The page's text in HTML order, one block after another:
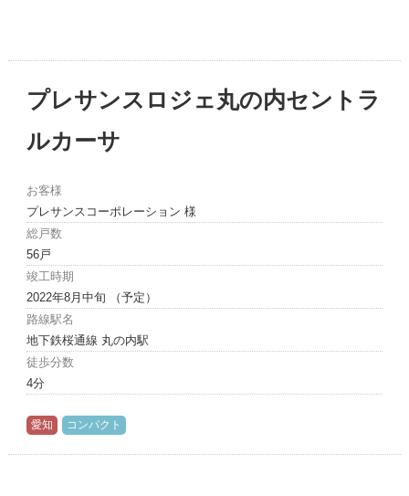
プレサンスロジェ丸の内セントラ
ルカーサ
お客様
プレサンスコーポレーション 様
総戸数
56戸
竣工時期
2022年8月中旬 （予定）
路線駅名
地下鉄桜通線 丸の内駅
徒歩分数
4分
愛知 コンパクト